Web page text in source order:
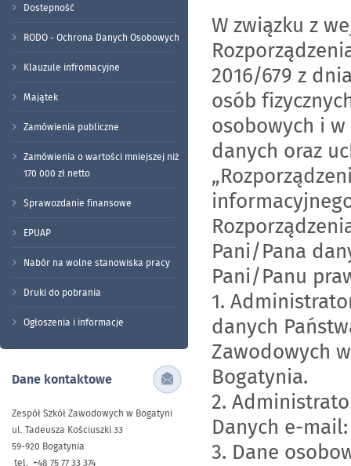
Dostepność
RODO - Ochrona Danych Osobowych
Klauzule infromacyjne
Majątek
Zamówienia publiczne
Zamówienia o wartości mniejszej niż
170 000 zł netto
Sprawozdanie finansowe
EPUAP
Nabór na wolne stanowiska pracy
Druki do pobrania
Ogłoszenia i informacje
Dane kontaktowe
Zespół Szkół Zawodowych w Bogatyni
ul. Tadeusza Kościuszki 33
59-920 Bogatynia
tel. +48 75 77 33 374
W związku z
2016/679 z
osób
osobowych i
danych oraz
Pani/Pana
Pani/Panu
1.
danych
Zawodowych
Bogatynia.
2.
Danych e-
3. Dane